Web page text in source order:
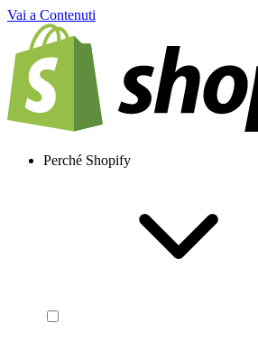
Vai a Contenuti
Perché Shopify